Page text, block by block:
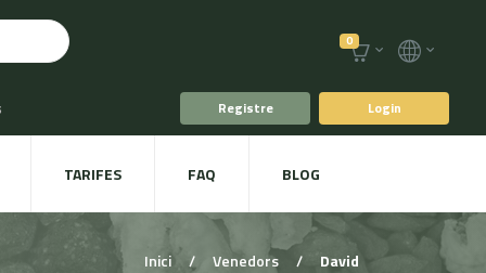
0
i Te
Plat a taula
Registre Login
TARIFES FAQ BLOG
Inici / Venedors / David